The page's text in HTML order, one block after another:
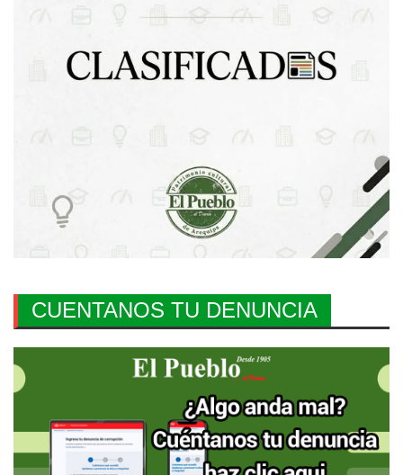
CUENTANOS TU DENUNCIA